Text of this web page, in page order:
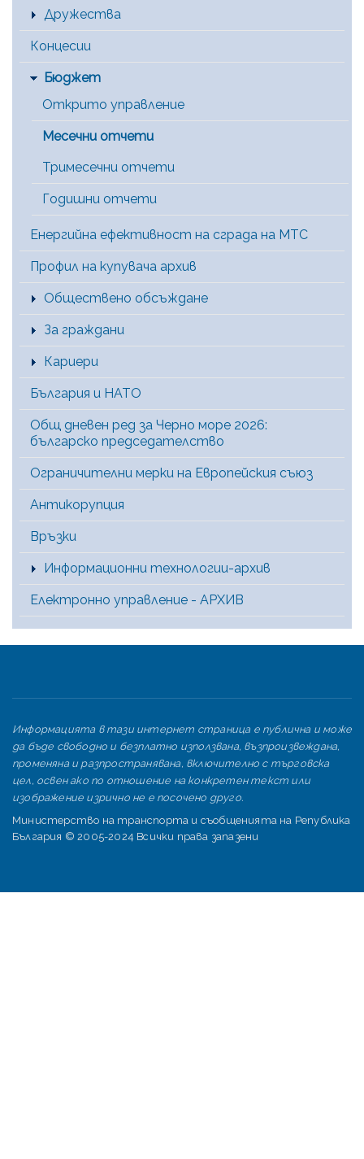
Дружества
Концесии
Бюджет
Открито управление
Месечни отчети
Тримесечни отчети
Годишни отчети
Енергийна ефективност на сграда на МТС
Профил на купувача архив
Обществено обсъждане
За граждани
Кариери
България и НАТО
Общ дневен ред за Черно море 2026:
българско председателство
Ограничителни мерки на Европейския съюз
Антикорупция
Връзки
Информационни технологии-архив
Електронно управление - АРХИВ
Информацията в тази интернет страница е публична и може
да бъде свободно и безплатно използвана, възпроизвеждана,
променяна и разпространявана, включително с търговска
цел, освен ако по отношение на конкретен текст или
изображение изрично не е посочено друго.
Министерство на транспорта и съобщенията на Република
България © 2005-2024 Всички права запазени